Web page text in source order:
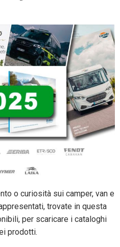
o curiosità sui camper, van e
trovate in questa
per scaricare i cataloghi
prodotti.